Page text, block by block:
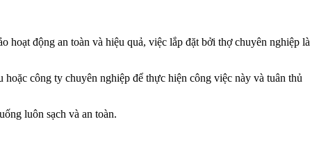
động an toàn và hiệu quả, việc lắp đặt bởi thợ chuyên nghiệp là
công ty chuyên nghiệp để thực hiện công việc này và tuân thủ
luôn sạch và an toàn.